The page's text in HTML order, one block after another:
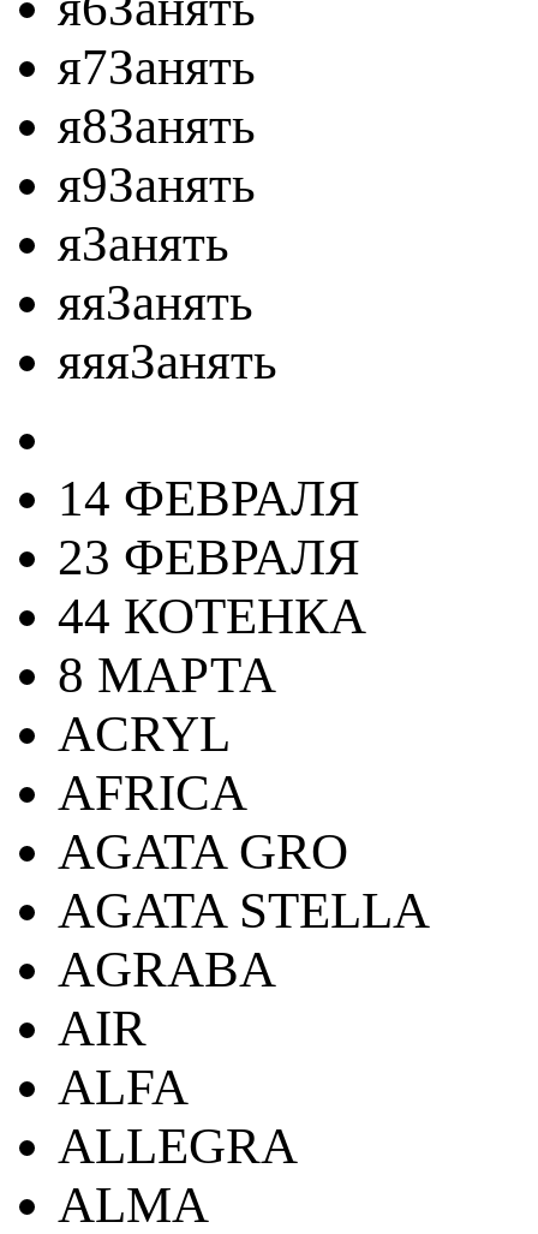
я7Занять
я8Занять
я9Занять
яЗанять
яяЗанять
яяяЗанять
14 ФЕВРАЛЯ
23 ФЕВРАЛЯ
44 КОТЕНКА
8 МАРТА
ACRYL
AFRICA
AGATA GRO
AGATA STELLA
AGRABA
AIR
ALFA
ALLEGRA
ALMA